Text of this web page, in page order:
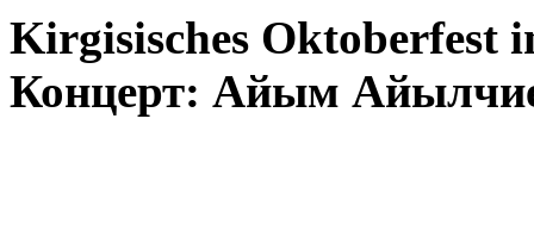
Kirgisisches Oktoberfest
Концерт: Айым